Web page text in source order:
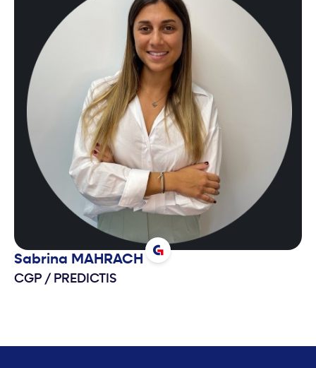
Sabrina MAHRACH
CGP / PREDICTIS